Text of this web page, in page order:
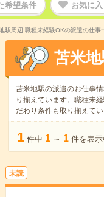
希望条件 お気に
駅周辺 職種未経験OKの派遣の仕事
苫米
苫米地駅の派遣のお仕事情
り揃えています。職種未
だわり条件も取り揃えてい
1 件中 1 ～ 1 件を表示
未読